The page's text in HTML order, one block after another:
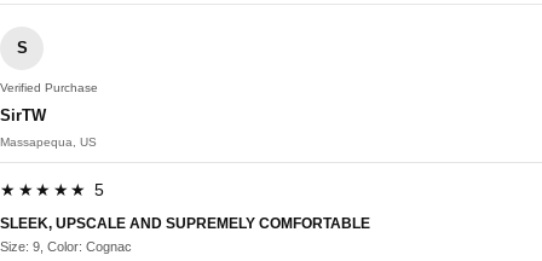
S
Verified Purchase
SirTW
Massapequa, US
★★★★★ 5
SLEEK, UPSCALE AND SUPREMELY COMFORTABLE
Size: 9, Color: Cognac